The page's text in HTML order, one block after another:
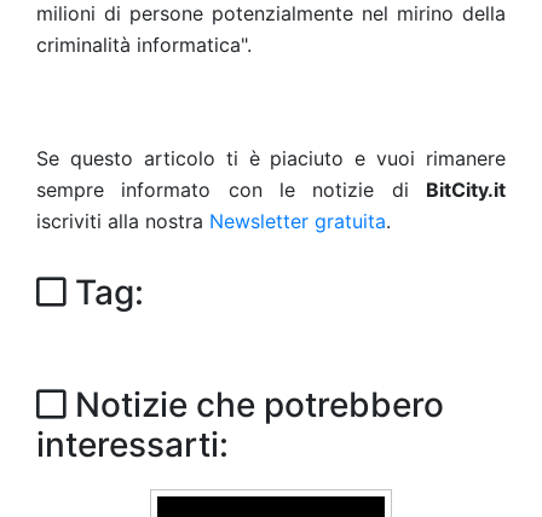
milioni di persone potenzialmente nel mirino della
criminalità informatica".
Se questo articolo ti è piaciuto e vuoi rimanere
sempre informato con le notizie di BitCity.it
iscriviti alla nostra Newsletter gratuita.
Tag:
Notizie che potrebbero
interessarti: